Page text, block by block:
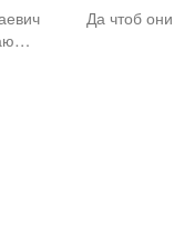
Да чтоб